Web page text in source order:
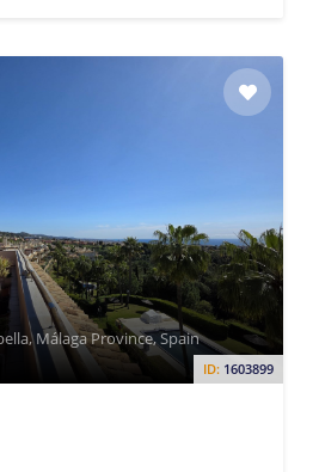
ID: 1603899
Málaga Province, Spain